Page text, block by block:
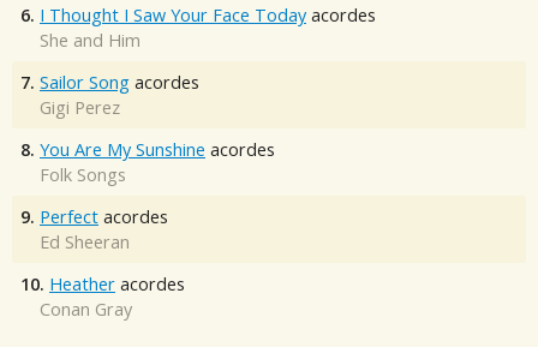
6. I Thought I Saw Your Face Today acordes
She and Him
7. Sailor Song acordes
Gigi Perez
8. You Are My Sunshine acordes
Folk Songs
9. Perfect acordes
Ed Sheeran
10. Heather acordes
Conan Gray